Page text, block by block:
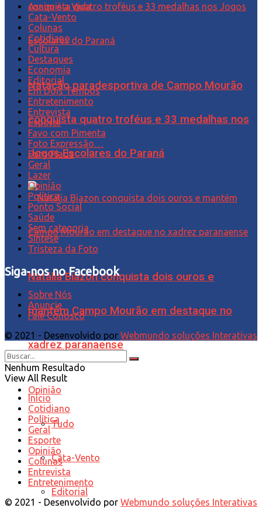
Natação paradesportiva de Campo Mourão
conquista quatro troféus e 33 medalhas nos
Jogos Escolares do Paraná
Natália Biazon conquista dois ouros e
mantém Campo Mourão em destaque no
xadrez paranaense
Opinião
Tudo
Cata-Vento
Editorial
Assim é a Vida
Cata-Vento
Colunas
Cotidiano
Cultura
Destaques
Economia
Editorial
Em Dois Tempos
Entretenimento
Entrevista
Esporte
Favo com Pimenta
Foto Expressão…
Foto Piada
Geral
Lazer
Opinião
Política
Ponto Social
Saúde
Sem categoria
Síntese
Tristeza da Foto
Siga-nos no Facebook
Sobre Nós
Anuncie
Fale Conosco
© 2021 - Desenvolvido por Webmundo soluções Interativas
Nenhum Resultado
View All Result
Início
Cotidiano
Política
Geral
Esporte
Opinião
Colunas
Entrevista
Entretenimento
© 2021 - Desenvolvido por Webmundo soluções Interativas